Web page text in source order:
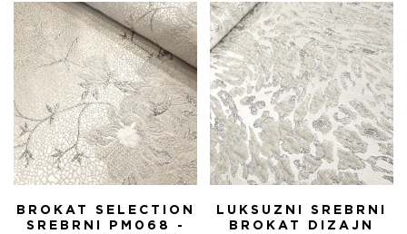
5.100,00 RSD.
BROKAT SELECTION
SREBRNI PM068 -
LUKSUZNI SREBRNI
BROKAT DIZAJN